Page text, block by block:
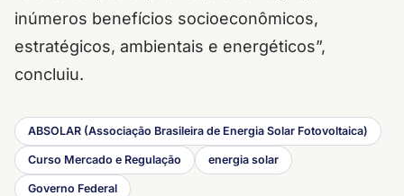
inúmeros benefícios socioeconômicos,
estratégicos, ambientais e energéticos”,
concluiu.
ABSOLAR (Associação Brasileira de Energia Solar Fotovoltaica)
Curso Mercado e Regulação energia solar
Governo Federal